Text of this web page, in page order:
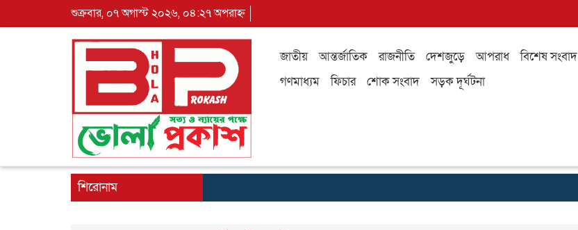
শুক্রবার, ০৭ অগাস্ট ২০২৬, ০৪:২৭ অপরাহ্ন
জাতীয় আন্তর্জাতিক রাজনীতি দেশজুড়ে আপরাধ বিশেষ সংবাদ
গণমাধ্যম
ফিচার শোক সংবাদ সড়ক দূর্ঘটনা
শিরোনাম